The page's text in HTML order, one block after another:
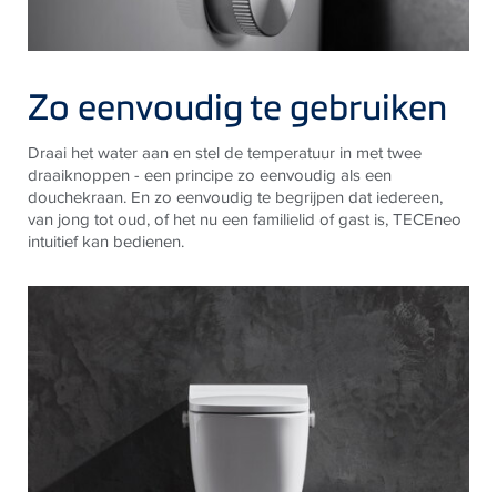
Zo eenvoudig te gebruiken
Draai het water aan en stel de temperatuur in met twee
draaiknoppen - een principe zo eenvoudig als een
douchekraan. En zo eenvoudig te begrijpen dat iedereen,
van jong tot oud, of het nu een familielid of gast is,TECEneo
intuitief kan bedienen.